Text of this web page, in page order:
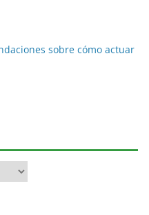
sobre cómo actuar